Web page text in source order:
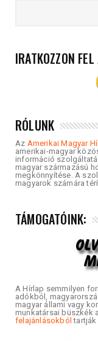
IRATKOZZON
RÓLUNK
Az Amerikai Magyar
amerikai-magyar
információ
magyar származású
megkönnyítése. A
magyarok számára
TÁMOGATÓINK:
A Hírlap semmilyen
adókból,
magyar állami vagy
munkatársai büszkék
felajánlásokból tartják